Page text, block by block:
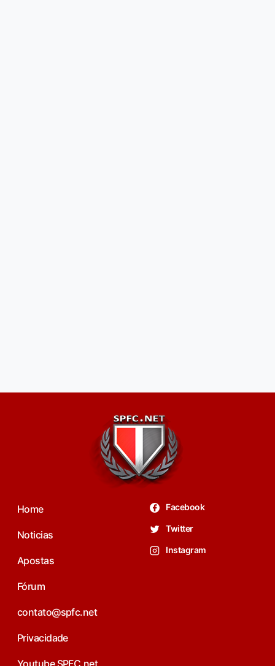
Home
Noticias
Apostas
Fórum
contato@spfc.net
Privacidade
Youtube SPFC.net
Facebook
Twitter
Instagram